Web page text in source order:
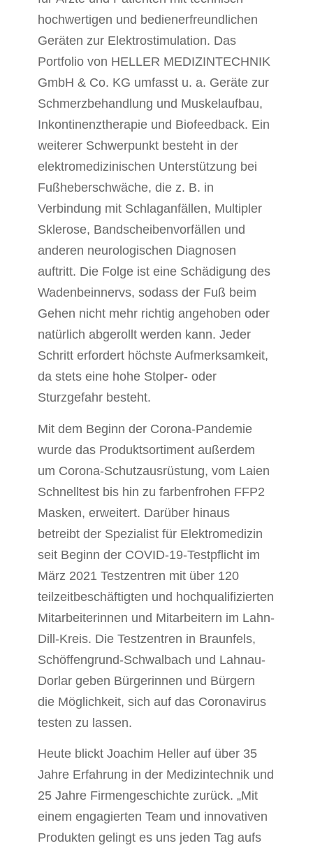
hochwertigen und bedienerfreundlichen
Geräten zur Elektrostimulation. Das
Portfolio von HELLER MEDIZINTECHNIK
GmbH & Co. KG umfasst u. a. Geräte zur
Schmerzbehandlung und Muskelaufbau,
Inkontinenztherapie und Biofeedback. Ein
weiterer Schwerpunkt besteht in der
elektromedizinischen Unterstützung bei
Fußheberschwäche, die z. B. in
Verbindung mit Schlaganfällen, Multipler
Sklerose, Bandscheibenvorfällen und
anderen neurologischen Diagnosen
auftritt. Die Folge ist eine Schädigung des
Wadenbeinnervs, sodass der Fuß beim
Gehen nicht mehr richtig angehoben oder
natürlich abgerollt werden kann. Jeder
Schritt erfordert höchste Aufmerksamkeit,
da stets eine hohe Stolper- oder
Sturzgefahr besteht.
Mit dem Beginn der Corona-Pandemie
wurde das Produktsortiment außerdem
um Corona-Schutzausrüstung, vom Laien
Schnelltest bis hin zu farbenfrohen FFP2
Masken, erweitert. Darüber hinaus
betreibt der Spezialist für Elektromedizin
seit Beginn der COVID-19-Testpflicht im
März 2021 Testzentren mit über 120
teilzeitbeschäftigten und hochqualifizierten
Mitarbeiterinnen und Mitarbeitern im Lahn-
Dill-Kreis. Die Testzentren in Braunfels,
Schöffengrund-Schwalbach und Lahnau-
Dorlar geben Bürgerinnen und Bürgern
die Möglichkeit, sich auf das Coronavirus
testen zu lassen.
Heute blickt Joachim Heller auf über 35
Jahre Erfahrung in der Medizintechnik und
25 Jahre Firmengeschichte zurück. „Mit
einem engagierten Team und innovativen
Produkten gelingt es uns jeden Tag aufs